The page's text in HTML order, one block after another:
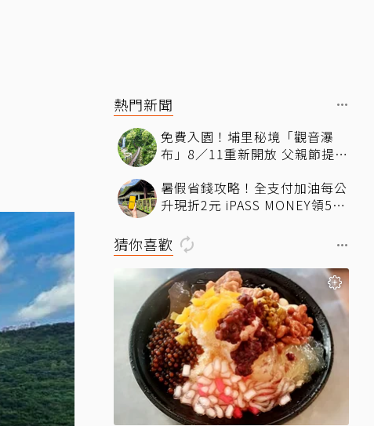
熱門新聞
免費入園！埔里秘境「觀音瀑
布」8／11重新開放 父親節提前
氣
暑假省錢攻略！全支付加油每公
升現折2元 iPASS MONEY領50
猜你喜歡